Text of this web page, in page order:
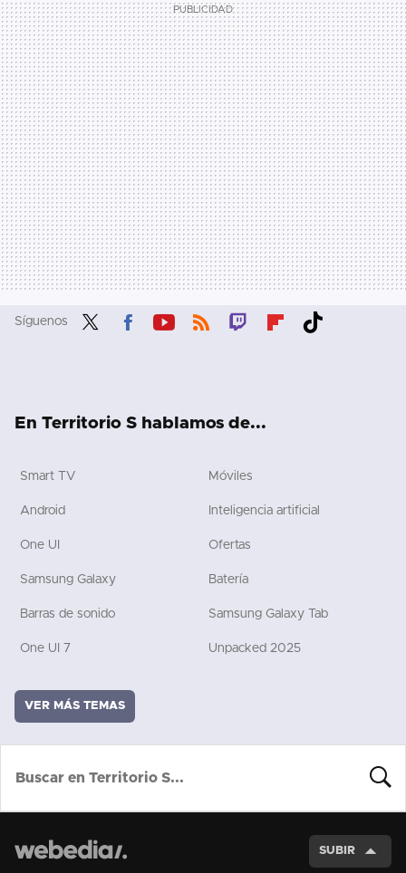
Síguenos
En Territorio S hablamos de...
Smart TV Móviles
Android Inteligencia artificial
One UI Ofertas
Samsung Galaxy Batería
Barras de sonido Samsung Galaxy Tab
One UI 7 Unpacked 2025
VER MÁS TEMAS
SUBIR